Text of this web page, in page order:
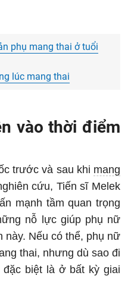
phụ mang thai ở tuổi
lúc mang thai
vào thời điểm
trước và sau khi mang
cứu, Tiến sĩ Melek
mạnh tầm quan trọng
nỗ lực giúp phụ nữ
này. Nếu có thể, phụ nữ
thai, nhưng dù sao đi
biệt là ở bất kỳ giai